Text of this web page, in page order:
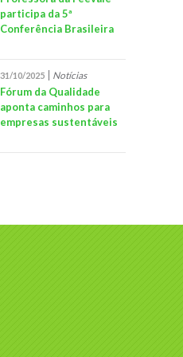
participa da 5ª
Conferência Brasileira
31/10/2025 Notícias
Fórum da Qualidade
aponta caminhos para
empresas sustentáveis